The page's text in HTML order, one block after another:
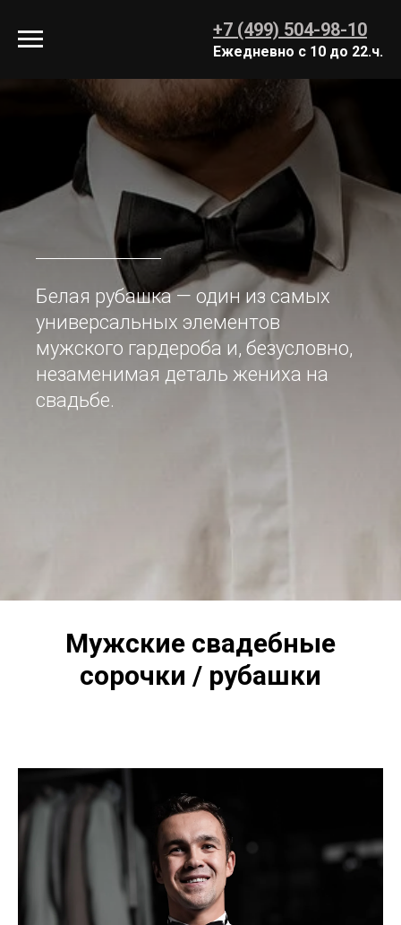
+7 (499) 504-98-10
Ежедн евно с 10 до 22.ч.
Белая рубашка — один из самых
универсальных элементов
мужского гардероба и, безусловно,
незаменимая деталь жениха на
свадьбе.
Мужские свадебные
сорочки / рубашки